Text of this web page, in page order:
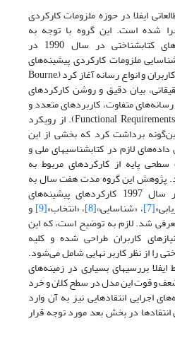
ایفلا در حوزه ملزومات کارکردی
شده است. این گروه با توجه به
پیشنهادهای سمینار پیشینه‌های کتابشناختی در سال 1990 در
ملزومات کارکردی پیشینه‌های
کتابشناختی با توجه به نیازهای کاربران و انواع رسانه آغاز کرد (Bourne,
تحقیقاتی، بیان دقیق و روشن کارکردهای
متفاوت، کاربردهای متعدد و
نیازهای مختلف بود(Functional Requirements, 1998: 2). از رویکرد
این‌گونه برداشت کرد که بخشی از این
لازم در کتابشناسیهای ملی و
پایه از کارکردهای مربوط به
پژوهش این گروه مدت هفت سال به
طول انجامید و سرانجام، در سال 1997 کارکردهای پیشینه‌های
[7] ، «شناسایی»[8] ، «انتخاب»[9] و
شد. لازم به توضیح است، که این
کاربران طراحی شده و کلیه
را از نظر کاربر نهایی شامل می‌شود.
بررسیهای بسیاری در زمینه‌های
و قوت این مدل در سطح کلان و خرد
اجرایی انتقادهایی نیز به آن وارد
انتقادها در بخش بعد مورد توجه قرار